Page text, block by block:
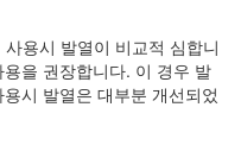
용시 발열이 비교적 심합니
을 권장합니다. 이 경우 발
시 발열은 대부분 개선되었